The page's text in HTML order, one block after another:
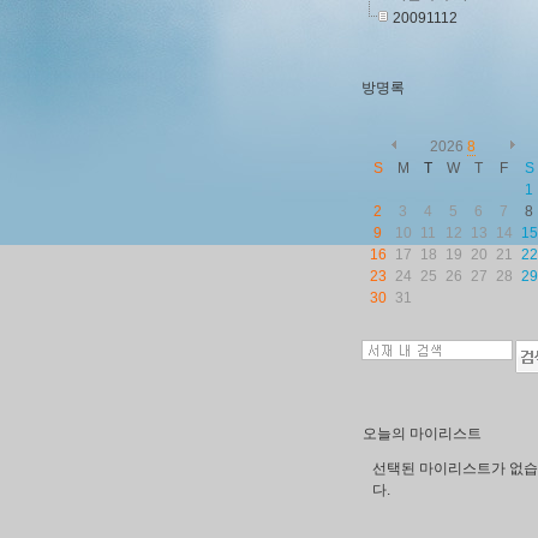
20091112
방명록
2026 8
S
M T W T F
S
1
2
3 4 5 6 7
8
9
10 11 12 13 14
15
16
17 18 19 20 21 22
23
24 25 26 27 28 29
30
31
오늘의 마이리스트
선택된 마이리스트가 없
다.